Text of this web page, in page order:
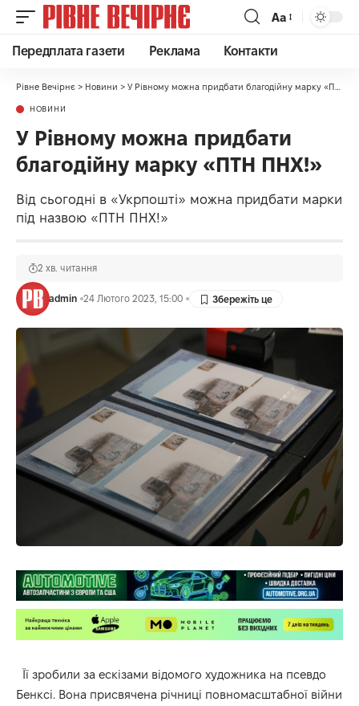
Аа
Передплата газети Реклама Контакти
Рівне Вечірнє > Новини > У Рівному можна придбати благодійну марку «ПТН ПНХ!»
НОВИНИ
У Рівному можна придбати
благодійну марку «ПТН ПНХ!»
Від сьогодні в «Укрпошті» можна придбати марки
під назвою «ПТН ПНХ!»
admin 24 Лютого 2023, 15:00
2 хв. читання
Її зробили за ескізами відомого художника на псевдо
Бенксі. Вона присвячена річниці повномасштабної війни